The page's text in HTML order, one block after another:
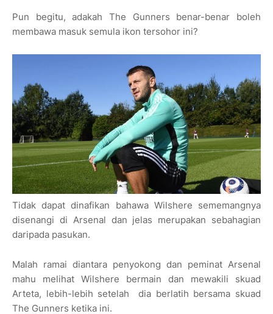
Pun begitu, adakah The Gunners benar-benar boleh
membawa masuk semula ikon tersohor ini?
Tidak dapat dinafikan bahawa Wilshere sememangnya
disenangi di Arsenal dan jelas merupakan sebahagian
daripada pasukan.
Malah ramai diantara penyokong dan peminat Arsenal
mahu melihat Wilshere bermain dan mewakili skuad
Arteta, lebih-lebih setelah dia berlatih bersama skuad
The Gunners ketika ini.